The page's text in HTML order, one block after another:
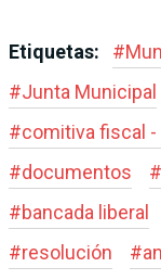
Etiquetas: #
#Junta Municipal
#comitiva fiscal -
#documentos #
#bancada liberal
#resolución #